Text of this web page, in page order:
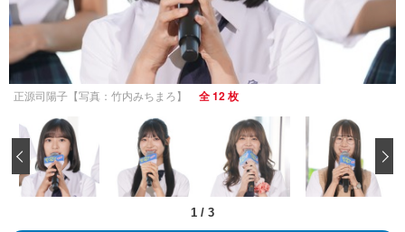
正源司陽子【写真：竹内みちまろ】 全 12 枚
1 / 3
‹